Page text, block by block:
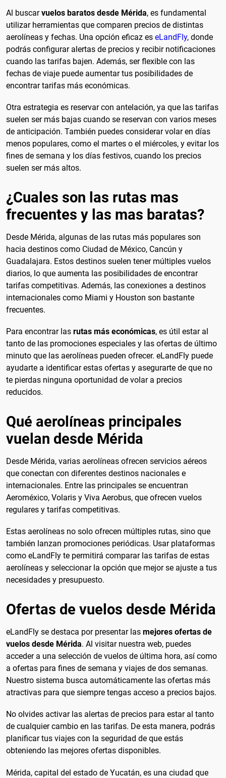
Al buscarvuelos baratos desde Mérida, es fundamental
utilizar herramientas que comparen precios de distintas
aerolíneas y fechas. Una opción eficaz es eLandFly, donde
podrás configurar alertas de precios y recibir notificaciones
cuando las tarifas bajen. Además, ser flexible con las
fechas de viaje puede aumentar tus posibilidades de
encontrar tarifas más económicas.
Otra estrategia es reservar con antelación, ya que las tarifas
suelen ser más bajas cuando se reservan con varios meses
de anticipación. También puedes considerar volar en días
menos populares, como el martes o el miércoles, y evitar los
fines de semana y los días festivos, cuando los precios
suelen ser más altos.
¿Cuales son las rutas mas
frecuentes y las mas baratas?
Desde Mérida, algunas de las rutas más populares son
hacia destinos como Ciudad de México, Cancún y
Guadalajara. Estos destinos suelen tener múltiples vuelos
diarios, lo que aumenta las posibilidades de encontrar
tarifas competitivas. Además, las conexiones a destinos
internacionales como Miami y Houston son bastante
frecuentes.
Para encontrar las rutas más económicas, es útil estar al
tanto de las promociones especiales y las ofertas de último
minuto que las aerolíneas pueden ofrecer. eLandFly puede
ayudarte a identificar estas ofertas y asegurarte de que no
te pierdas ninguna oportunidad de volar a precios
reducidos.
Qué aerolíneas principales
vuelan desde Mérida
Desde Mérida, varias aerolíneas ofrecen servicios aéreos
que conectan con diferentes destinos nacionales e
internacionales. Entre las principales se encuentran
Aeroméxico, Volaris y Viva Aerobus, que ofrecen vuelos
regulares y tarifas competitivas.
Estas aerolíneas no solo ofrecen múltiples rutas, sino que
también lanzan promociones periódicas. Usar plataformas
como eLandFly te permitirá comparar las tarifas de estas
aerolíneas y seleccionar la opción que mejor se ajuste a tus
necesidades y presupuesto.
Ofertas de vuelos desde Mérida
eLandFly se destaca por presentar las mejores ofertas de
vuelos desde Mérida. Al visitar nuestra web, puedes
acceder a una selección de vuelos de última hora, así como
a ofertas para fines de semana y viajes de dos semanas.
Nuestro sistema busca automáticamente las ofertas más
atractivas para que siempre tengas acceso a precios bajos.
No olvides activar las alertas de precios para estar al tanto
de cualquier cambio en las tarifas. De esta manera, podrás
planificar tus viajes con la seguridad de que estás
obteniendo las mejores ofertas disponibles.
Mérida, capital del estado de Yucatán, es una ciudad que